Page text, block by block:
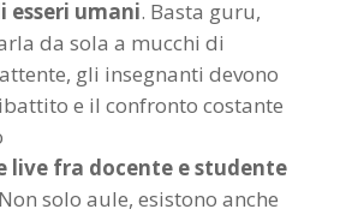
esseri umani. Basta guru,
da sola a mucchi di
gli insegnanti devono
e il confronto costante
live fra docente e studente
solo aule, esistono anche